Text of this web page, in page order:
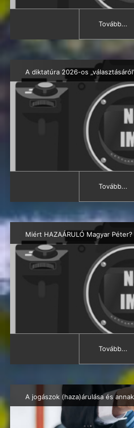
Tovább...
A diktatúra 2026-os
Tovább...
Miért HAZAÁRULÓ Magyar Péter?
Tovább...
A jogászok (haza)árulása és